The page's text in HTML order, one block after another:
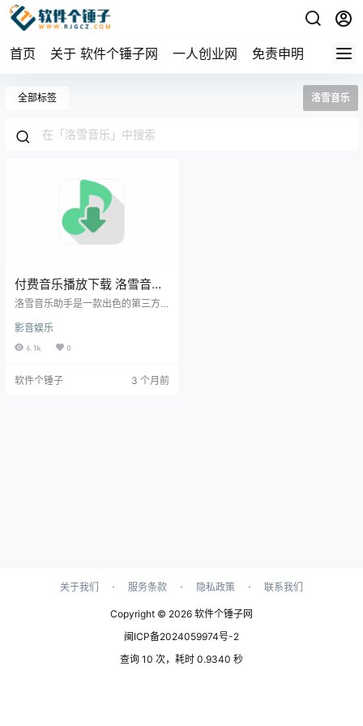
首页 关于 软件个锤子网 一人创业网 免责申明
全部标签 洛雪音乐
付费音乐播放下载 洛雪音乐
助手 Win2.12.2 / Win3.3.0
Android1.8.9 附音源 | 软件
个锤子 | R1124
洛雪音乐助手是一款出色的第三方
口，界面设计精美且易用。作为国
内领先的音乐下载工具，它的功能
现更为强大，是值得推荐的音乐神
影音娱乐
6.1k 0
软件个锤子 3 个月前
关于我们 · 服务条款 · 隐私政策 · 联系我们
Copyright © 2026 软件个锤子网
闽ICP备2024059974号-2
查询 10 次，耗时 0.9340 秒